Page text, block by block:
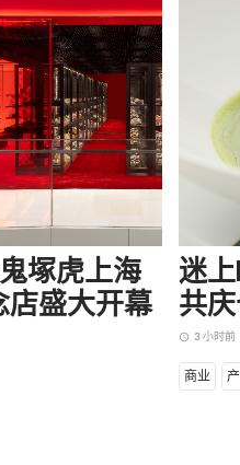
鬼塚虎上海
店盛大开幕
迷上
共
access_time 3 小时前
商业